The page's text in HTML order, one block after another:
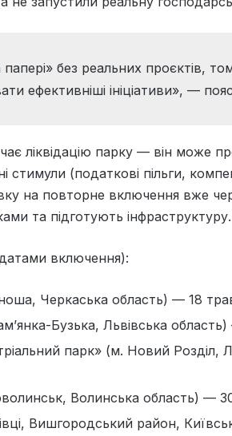
без реальних проєктів,
ефективніші ініціативи», —
ліквідацію парку — він може
(податкові пільги,
на повторне включення вже
та підготують інфраструктуру.
включення):
Черкаська область) — 18
Бузька, Львівська
парк» (м. Новий Розділ,
Волинська область) —
Вишгородський район,